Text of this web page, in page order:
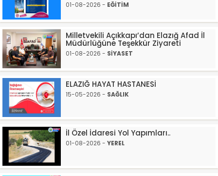
01-08-2026 - EĞİTİM
Milletvekili Açıkkapı’dan Elazığ Afad İl
Müdürlüğüne Teşekkür Ziyareti
01-08-2026 - SİYASET
ELAZIĞ HAYAT HASTANESİ
15-05-2026 - SAĞLIK
İl Özel İdaresi Yol Yapımları..
01-08-2026 - YEREL